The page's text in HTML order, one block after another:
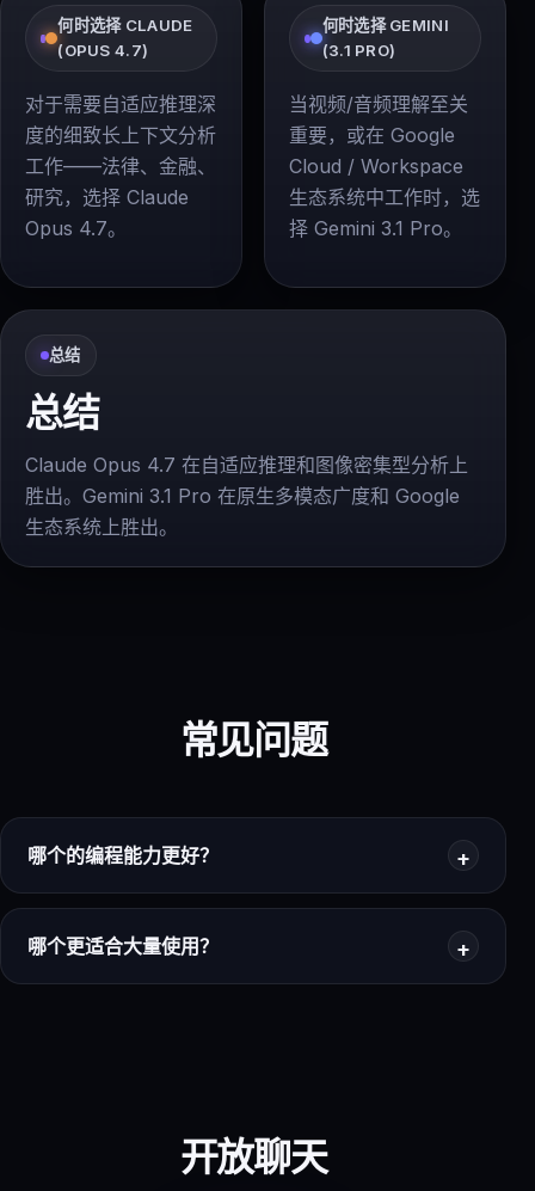
何时选择 CLAUDE
(OPUS 4.7)
对于需要自适应推理深
度的细致长上下文分析
工作——法律、金融、
研究，选择 Claude
Opus 4.7。
何时选择 GEMINI
(3.1 PRO)
当视频/音频理解至关
重要，或在 Google
Cloud / Workspace
生态系统中工作时，选
择 Gemini 3.1 Pro。
总结
总结
Claude Opus 4.7 在自适应推理和图像密集型分析上
胜出。Gemini 3.1 Pro 在原生多模态广度和 Google
生态系统上胜出。
常见问题
哪个的编程能力更好？
哪个更适合大量使用？
开放聊天